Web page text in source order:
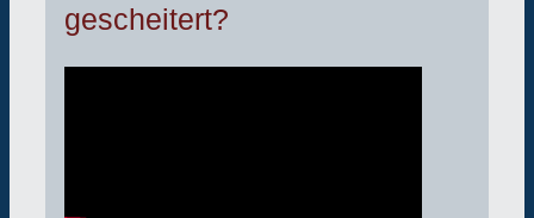
gescheitert?